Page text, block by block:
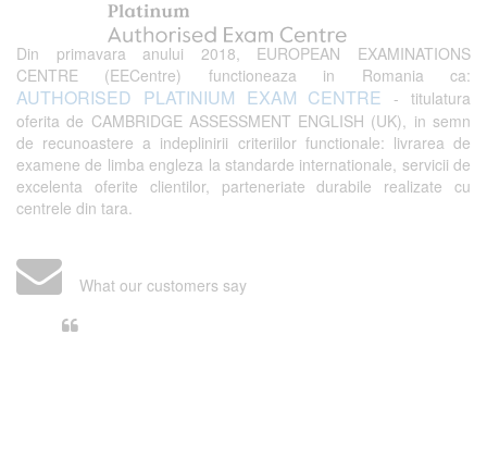
Din primavara anului 2018, EUROPEAN EXAMINATIONS
CENTRE (EECentre) functioneaza in Romania ca:
AUTHORISED PLATINIUM EXAM CENTRE - titulatura
oferita de CAMBRIDGE ASSESSMENT ENGLISH (UK), in semn
de recunoastere a indeplinirii criteriilor functionale: livrarea de
examene de limba engleza la standarde internationale, servicii de
excelenta oferite clientilor, parteneriate durabile realizate cu
centrele din tara.
What our customers say